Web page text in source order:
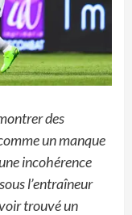
des
un manque
incohérence
l’entraîneur
trouvé un